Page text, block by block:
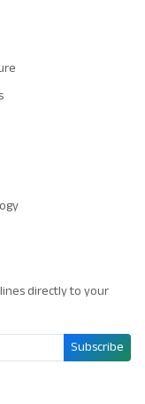
directly to your
Subscribe